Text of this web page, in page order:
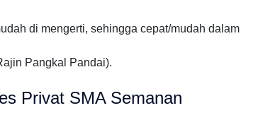
di mengerti, sehingga cepat/mudah dalam
Pangkal Pandai).
Privat SMA Semanan